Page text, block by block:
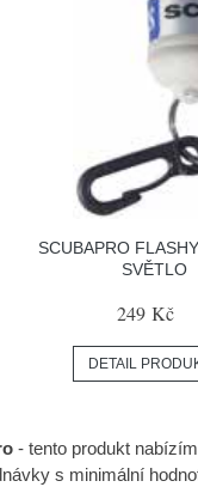
SCUBAPRO
SVĚTLO
249 Kč
DETAIL
- tento produkt
s minimální